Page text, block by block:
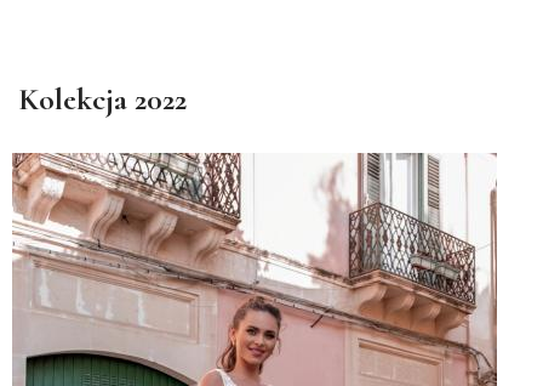
Kolekcja 2022